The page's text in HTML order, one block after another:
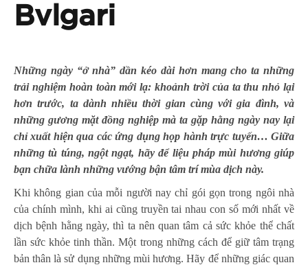
Bvlgari
Những ngày “ở nhà” dần kéo dài hơn mang cho ta những
trải nghiệm hoàn toàn mới lạ: khoảnh trời của ta thu nhỏ lại
hơn trước, ta dành nhiều thời gian cùng với gia đình, và
những gương mặt đồng nghiệp mà ta gặp hằng ngày nay lại
chỉ xuất hiện qua các ứng dụng họp hành trực tuyến… Giữa
những tù túng, ngột ngạt, hãy để liệu pháp mùi hương giúp
bạn chữa lành những vướng bận tâm trí mùa dịch này.
Khi không gian của mỗi người nay chỉ gói gọn trong ngôi nhà
của chính mình, khi ai cũng truyền tai nhau con số mới nhất về
dịch bệnh hằng ngày, thì ta nên quan tâm cả sức khỏe thể chất
lần sức khỏe tinh thần. Một trong những cách để giữ tâm trạng
bản thân là sử dụng những mùi hương. Hãy để những giác quan